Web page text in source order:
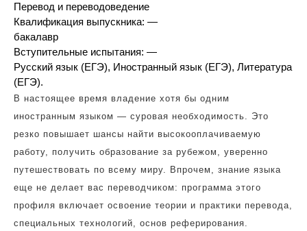
Перевод и переводоведение
Квалификация выпускника: —
бакалавр
Вступительные испытания: —
Русский язык (ЕГЭ), Иностранный язык (ЕГЭ), Литература
(ЕГЭ).
В настоящее время владение хотя бы одним
иностранным языком — суровая необходимость. Это
резко повышает шансы найти высокооплачиваемую
работу, получить образование за рубежом, уверенно
путешествовать по всему миру. Впрочем, знание языка
еще не делает вас переводчиком: программа этого
профиля включает освоение теории и практики перевода,
специальных технологий, основ реферирования.